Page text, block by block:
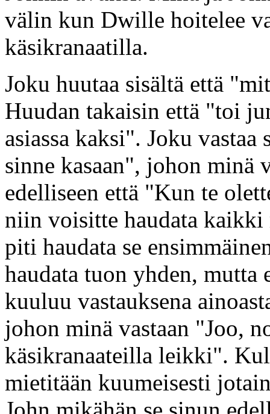
välin kun Dwille hoitelee
käsikranaatilla.
Joku huutaa sisältä että
Huudan takaisin että "toi
asiassa kaksi". Joku
sinne kasaan", johon minä
edelliseen että "Kun te
niin voisitte haudata kaikki
piti haudata se
haudata tuon yhden,
kuuluu vastauksena
johon minä vastaan "Joo,
käsikranaateilla leikki".
mietitään kuumeisesti